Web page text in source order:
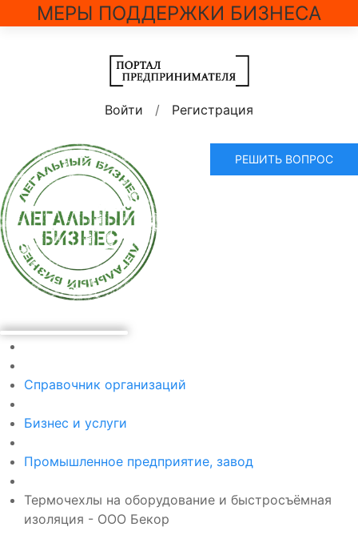
МЕРЫ ПОДДЕРЖКИ БИЗНЕСА
Войти / Регистрация
РЕШИТЬ ВОПРОС
Справочник организаций
Бизнес и услуги
Промышленное предприятие, завод
Термочехлы на оборудование и быстросъёмная
изоляция - ООО Бекор